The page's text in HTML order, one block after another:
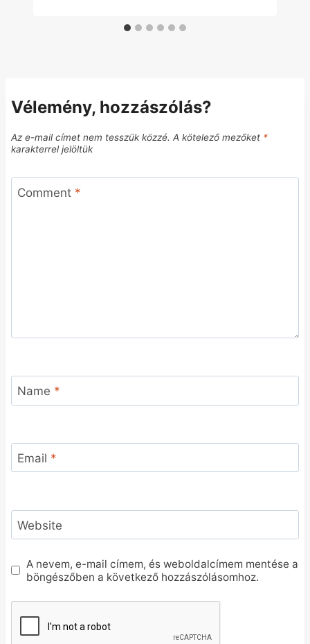
Vélemény, hozzászólás?
Az e-mail címet nem tesszük közzé. A kötelező mezőket *
karakterrel jelöltük
Comment *
Name *
Email *
Website
A nevem, e-mail címem, és weboldalcímem mentése a
böngészőben a következő hozzászólásomhoz.